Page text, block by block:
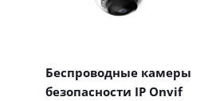
Беспроводные камеры
безопасности IP Onvif